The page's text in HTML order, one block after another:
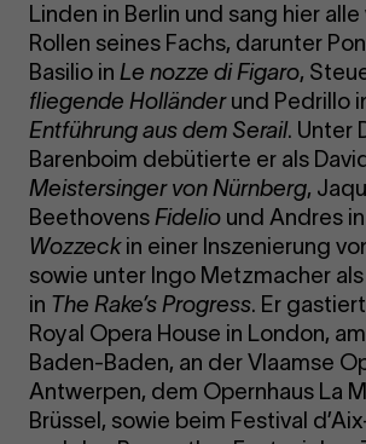
Linden in Berlin und sang hier
Rollen seines Fachs, darunter
Basilio inLe nozze di Figaro,
fliegende Holländerund Pedrillo
Entführung aus dem Serail. Unter
Barenboim debütierte er als
Meistersinger von Nürnberg,
BeethovensFidelio und Andres
Wozzeckin einer Inszenierung
sowie unter Ingo Metzmacher als
in The Rake’s Progress. Er
Royal Opera House in London,
Baden-Baden, an der Vlaamse
Antwerpen, dem Opernhaus La
Brüssel, sowie beim Festival